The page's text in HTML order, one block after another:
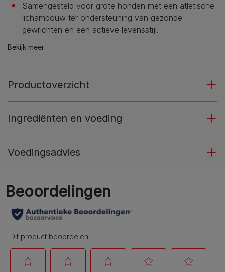
Samengesteld voor grote honden met een atletische
lichambouw ter ondersteuning van gezonde
gewrichten en een actieve levensstijl.
Bekijk meer
Productoverzicht
Ingrediënten en voeding
Voedingsadvies